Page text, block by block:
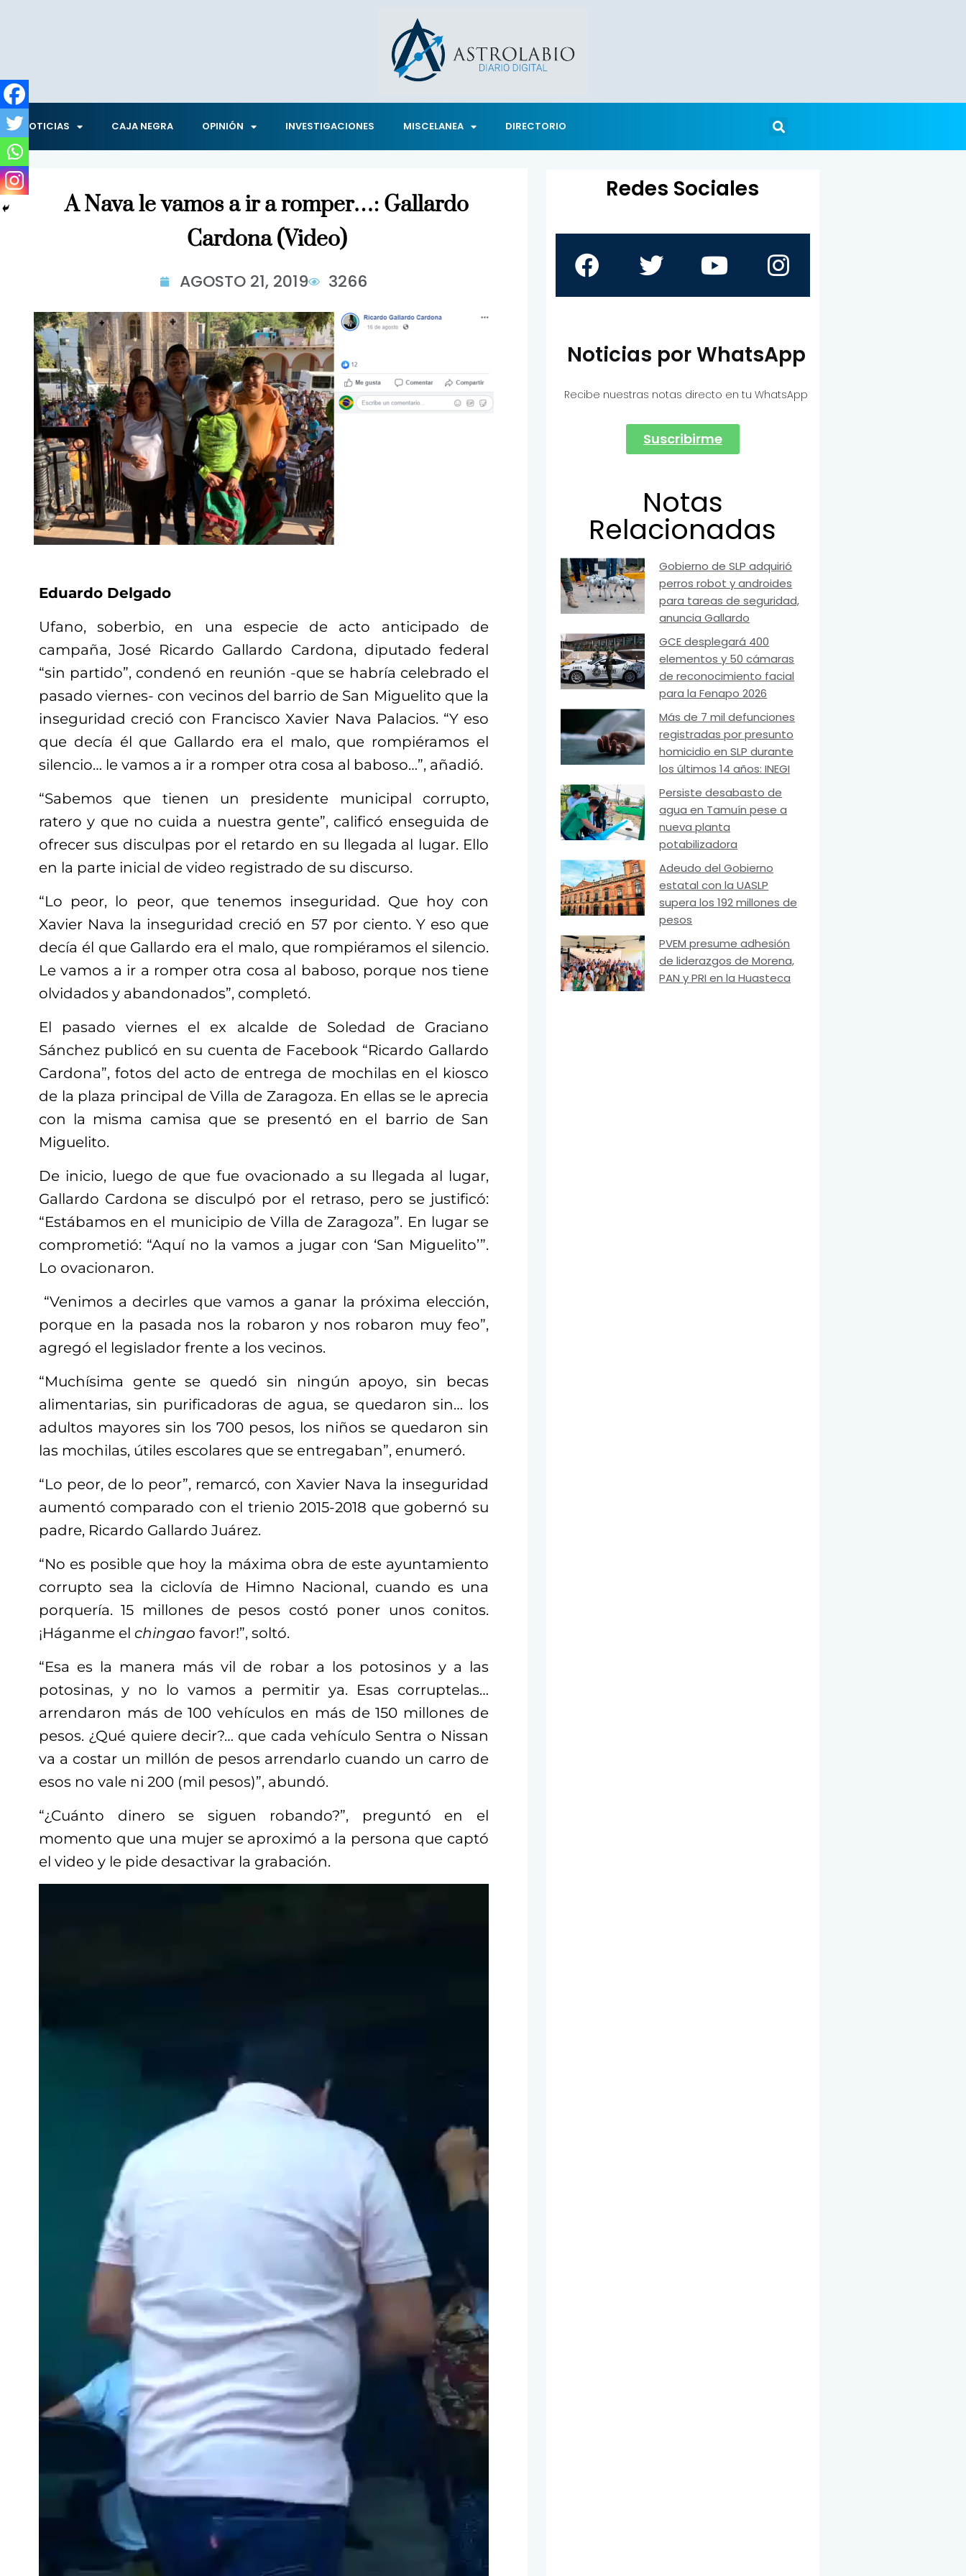
NOTICIAS CAJA NEGRA OPINIÓN INVESTIGACIONES MISCELANEA DIRECTORIO
A Nava le vamos a ir a romper…: Gallardo
Cardona (Video)
AGOSTO 21, 2019 3266
Eduardo Delgado
Ufano, soberbio, en una especie de acto anticipado de
campaña, José Ricardo Gallardo Cardona, diputado federal
“sin partido”, condenó en reunión -que se habría celebrado el
pasado viernes- con vecinos del barrio de San Miguelito que la
inseguridad creció con Francisco Xavier Nava Palacios. “Y eso
que decía él que Gallardo era el malo, que rompiéramos el
silencio… le vamos a ir a romper otra cosa al baboso…”, añadió.
“Sabemos que tienen un presidente municipal corrupto,
ratero y que no cuida a nuestra gente”, calificó enseguida de
ofrecer sus disculpas por el retardo en su llegada al lugar. Ello
en la parte inicial de video registrado de su discurso.
“Lo peor, lo peor, que tenemos inseguridad. Que hoy con
Xavier Nava la inseguridad creció en 57 por ciento. Y eso que
decía él que Gallardo era el malo, que rompiéramos el silencio.
Le vamos a ir a romper otra cosa al baboso, porque nos tiene
olvidados y abandonados”, completó.
El pasado viernes el ex alcalde de Soledad de Graciano
Sánchez publicó en su cuenta de Facebook “Ricardo Gallardo
Cardona”, fotos del acto de entrega de mochilas en el kiosco
de la plaza principal de Villa de Zaragoza. En ellas se le aprecia
con la misma camisa que se presentó en el barrio de San
Miguelito.
De inicio, luego de que fue ovacionado a su llegada al lugar,
Gallardo Cardona se disculpó por el retraso, pero se justificó:
“Estábamos en el municipio de Villa de Zaragoza”. En lugar se
comprometió: “Aquí no la vamos a jugar con ‘San Miguelito’”.
Lo ovacionaron.
“Venimos a decirles que vamos a ganar la próxima elección,
porque en la pasada nos la robaron y nos robaron muy feo”,
agregó el legislador frente a los vecinos.
“Muchísima gente se quedó sin ningún apoyo, sin becas
alimentarias, sin purificadoras de agua, se quedaron sin… los
adultos mayores sin los 700 pesos, los niños se quedaron sin
las mochilas, útiles escolares que se entregaban”, enumeró.
“Lo peor, de lo peor”, remarcó, con Xavier Nava la inseguridad
aumentó comparado con el trienio 2015-2018 que gobernó su
padre, Ricardo Gallardo Juárez.
“No es posible que hoy la máxima obra de este ayuntamiento
corrupto sea la ciclovía de Himno Nacional, cuando es una
porquería. 15 millones de pesos costó poner unos conitos.
¡Háganme el chingao favor!”, soltó.
“Esa es la manera más vil de robar a los potosinos y a las
potosinas, y no lo vamos a permitir ya. Esas corruptelas…
arrendaron más de 100 vehículos en más de 150 millones de
pesos. ¿Qué quiere decir?… que cada vehículo Sentra o Nissan
va a costar un millón de pesos arrendarlo cuando un carro de
esos no vale ni 200 (mil pesos)”, abundó.
“¿Cuánto dinero se siguen robando?”, preguntó en el
momento que una mujer se aproximó a la persona que captó
el video y le pide desactivar la grabación.
Redes Sociales
Noticias por WhatsApp
Recibe nuestras notas directo en tu WhatsApp
Suscribirme
Notas
Relacionadas
Gobierno de SLP adquirió
perros robot y androides
para tareas de seguridad,
anuncia Gallardo
GCE desplegará 400
elementos y 50 cámaras
de reconocimiento facial
para la Fenapo 2026
Más de 7 mil defunciones
registradas por presunto
homicidio en SLP durante
los últimos 14 años: INEGI
Persiste desabasto de
agua en Tamuín pese a
nueva planta
potabilizadora
Adeudo del Gobierno
estatal con la UASLP
supera los 192 millones de
pesos
PVEM presume adhesión
de liderazgos de Morena,
PAN y PRI en la Huasteca